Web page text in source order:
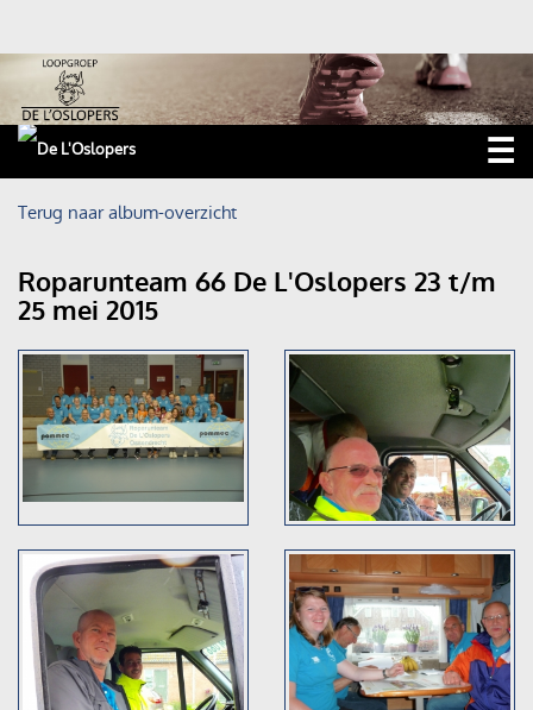
☰
Home
Trainingen
Wedstrijden
Roparun
Foto's
Ossendrechtse Kermisloop
Contact
Terug naar album-overzicht
Roparunteam 66 De L'Oslopers 23 t/m
25 mei 2015